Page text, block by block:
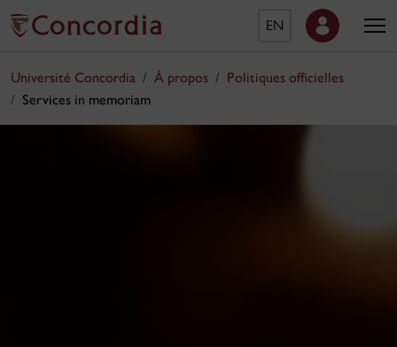
EN
Université Concordia À propos
Politiques officielles
Services in memoriam